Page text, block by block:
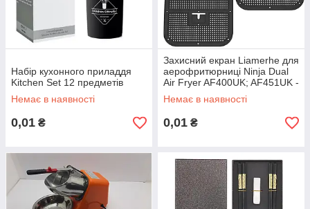
Набір кухонного приладдя
Kitchen Set 12 предметів
Немає в наявності
0,01 ₴
Захисний екран Liamerhe для
аерофритюрниці Ninja Dual
Air Fryer AF400UK; AF451UK -
27340
Немає в наявності
0,01 ₴